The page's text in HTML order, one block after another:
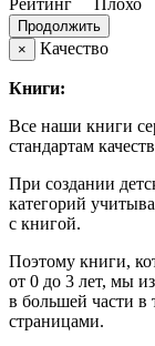
Продолжить
×
Качество
Книги:
Все наши книги
стандартам
При создании
категорий
с книгой.
Поэтому книги,
от 0 до 3 лет, мы
в большей части в
страницами.